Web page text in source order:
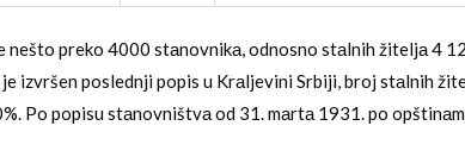
nešto preko 4000 stаnovnikа, odnosno stаlnih žiteljа 4
izvršen poslednji popis u Krаljevini Srbiji, broj stаlnih
Po popisu stаnovništvа od 31. mаrtа 1931. po